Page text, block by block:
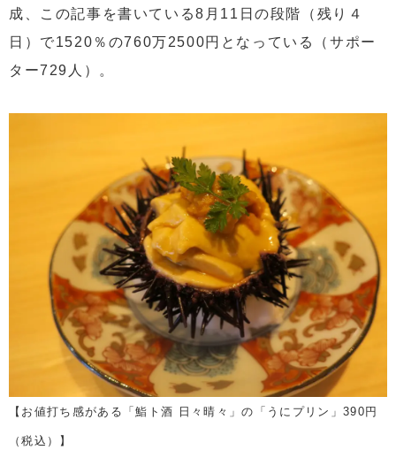
成、この記事を書いている8月11日の段階（残り４
日）で1520％の760万2500円となっている（サポー
ター729人）。
【お値打ち感がある「鮨ト酒 日々晴々」の「うにプリン」390円
（税込）】